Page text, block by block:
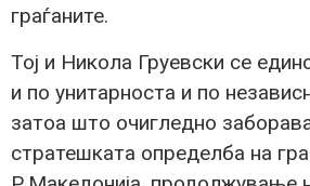
граѓаните.
Тој и Никола Груевски се
и по унитарноста и по
затоа што очигледно
стратешката определба на